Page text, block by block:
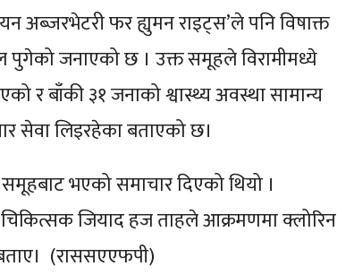
अब्जरभेटरी फर ह्युमन राइट्स’ले पनि विषाक्त
जनाएको छ । उक्त समूहले विरामीमध्ये
र बाँकी ३१ जनाको श्वास्थ्य अवस्था सामान्य
सेवा लिइरहेका बताएको छ।
भएको समाचार दिएको थियो ।
जियाद हज ताहले आक्रमणमा क्लोरिन
(राससएएफपी)